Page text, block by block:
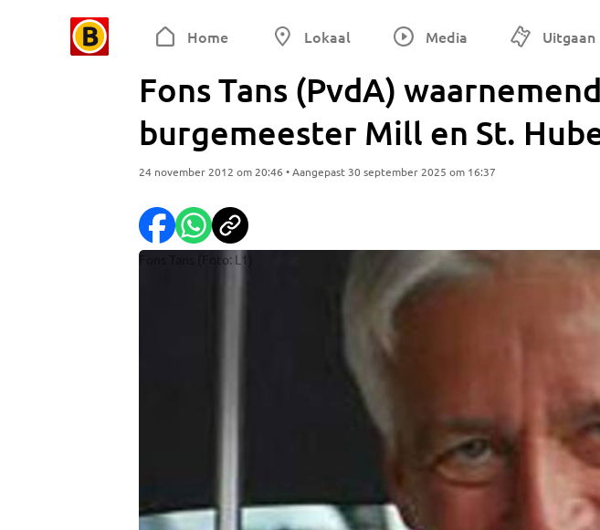
Home Lokaal Media Uitgaan
Fons Tans (PvdA) waarnemend
burgemeester Mill en St.
24 november 2012 om 20:46 • Aangepast 30 september 2025 om 16:37
Fons Tans (Foto: L1)